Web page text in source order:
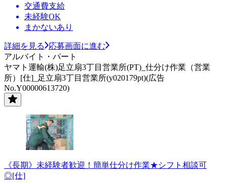
交通費支給
未経験OK
まかないあり
詳細を見る
応募画面に進む
アルバイト・パート
ヤマト運輸(株)足立扇3丁目営業所(PT)_仕分け作業（営業
所）[仕]_足立扇3丁目営業所(y020179pt)(広告
No.Y00000613720)
《長期》未経験者歓迎！簡単仕分け作業★シフト相談可
◎[仕]